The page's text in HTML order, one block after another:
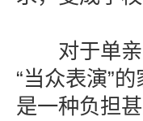
对于单亲
“当众表演”
是一种负担